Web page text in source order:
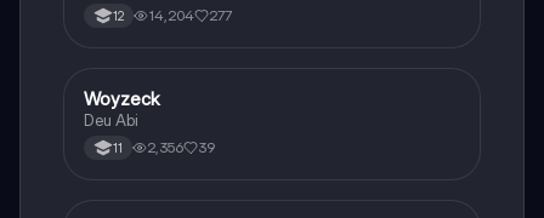
12 14,204 277
Deutsch
Woyzeck
Deu Abi
11 2,356 39